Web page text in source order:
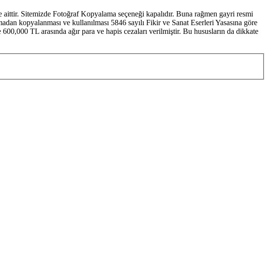
Sitemizde Fotoğraf Kopyalama seçeneği kapalıdır. Buna rağmen gayri resmi
kopyalanması ve kullanılması 5846 sayılı Fikir ve Sanat Eserleri Yasasına göre
TL arasında ağır para ve hapis cezaları verilmiştir. Bu hususların da dikkate